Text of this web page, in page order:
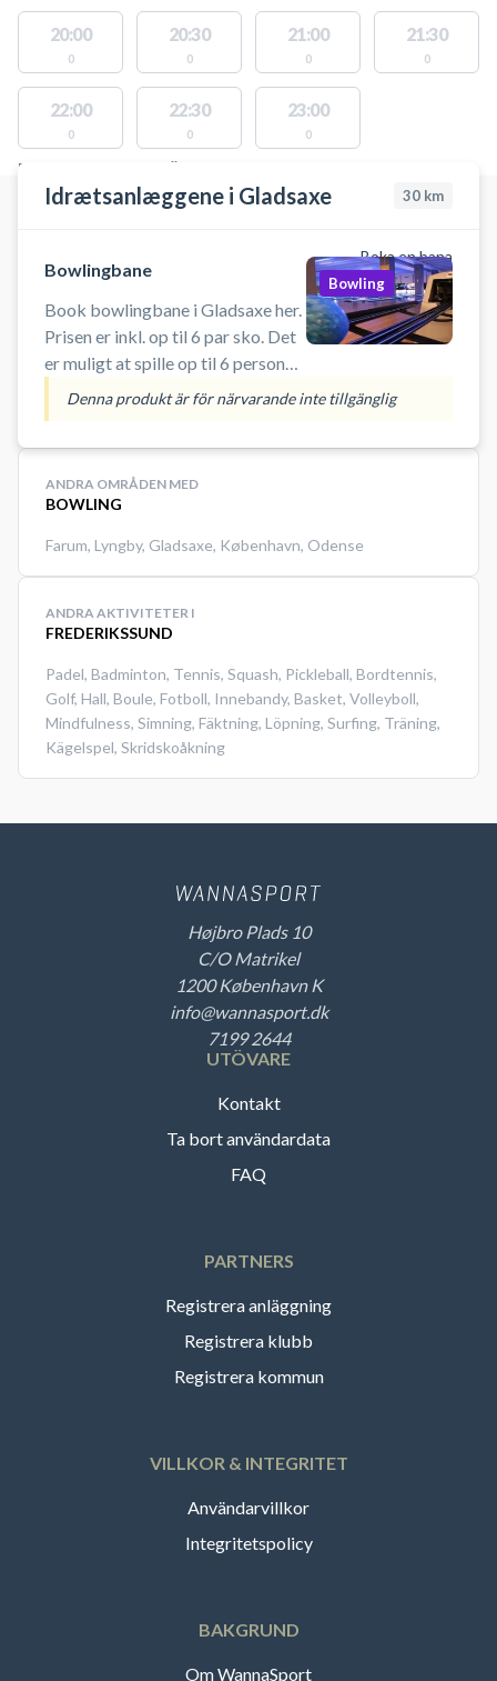
20:00
0
20:30
0
21:00
0
21:30
0
22:00
0
22:30
0
23:00
0
PLATSER MED TILLGÄNGLIGA AKTIVITETER
Idrætsanlæggene i Gladsaxe 30 km
Boka en bana
Bowlingbane
Book bowlingbane i Gladsaxe her.
Prisen er inkl. op til 6 par sko. Det
er muligt at spille op til 6 personer
pr. bane.
Bowling
Denna produkt är för närvarande inte tillgänglig
ANDRA OMRÅDEN MED
BOWLING
Farum, Lyngby, Gladsaxe, København, Odense
ANDRA AKTIVITETER I
FREDERIKSSUND
Padel, Badminton, Tennis, Squash, Pickleball, Bordtennis,
Golf, Hall, Boule, Fotboll, Innebandy, Basket, Volleyboll,
Mindfulness, Simning, Fäktning, Löpning, Surfing, Träning,
Kägelspel, Skridskoåkning
Højbro Plads 10
C/O Matrikel
1200 København K
info@wannasport.dk
7199 2644
UTÖVARE
Kontakt
Ta bort användardata
FAQ
PARTNERS
Registrera anläggning
Registrera klubb
Registrera kommun
VILLKOR & INTEGRITET
Användarvillkor
Integritetspolicy
BAKGRUND
Om WannaSport